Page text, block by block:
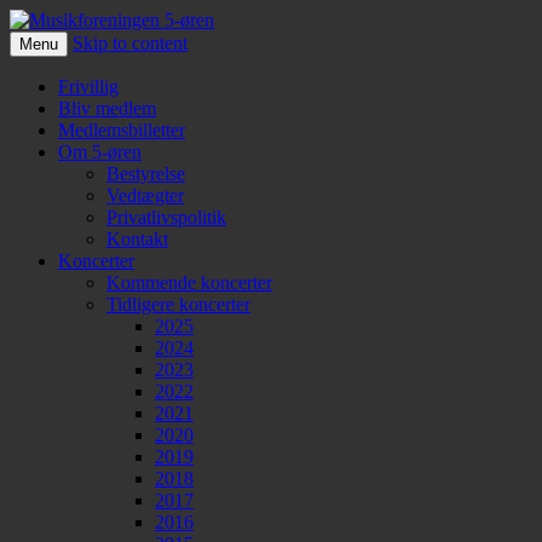
Musikforeningen 5-øren
Menu Skip to content
Frivillig
Bliv medlem
Medlemsbilletter
Om 5-øren
Bestyrelse
Vedtægter
Privatlivspolitik
Kontakt
Koncerter
Kommende koncerter
Tidligere koncerter
2025
2024
2023
2022
2021
2020
2019
2018
2017
2016